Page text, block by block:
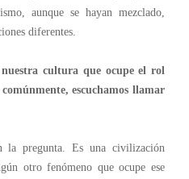
aunque se hayan mezclado,
diferentes.
cultura que ocupe el rol
escuchamos llamar
la pregunta.Es una civilización
otro fenómeno que ocupe ese